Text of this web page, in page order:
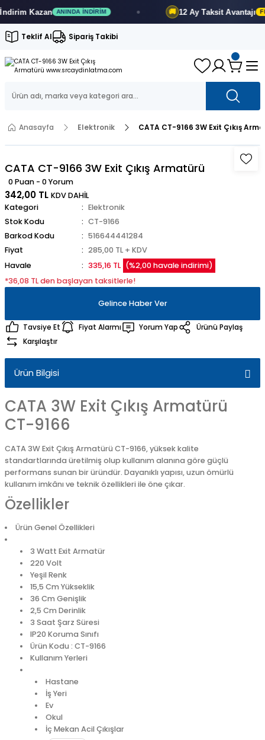
ANINDA İNDIRIM 12 Ay Taksit Avantajı FIRSATI KAÇIRMA
Teklif Al Sipariş Takibi
Anasayfa Elektronik CATA CT-9166 3W Exit Çıkış
CATA CT-9166 3W Exit Çıkış Armatürü
0 Puan - 0 Yorum
342,00 TL KDV DAHİL
Kategori
Elektronik
Stok Kodu
CT-9166
Barkod Kodu
516644441284
Fiyat
285,00 TL + KDV
Havale
335,16 TL (%2,00 havale indirimi)
*36,08 TL den başlayan taksitlerle!
Gelince Haber Ver
Tavsiye Et Fiyat Alarmı Yorum Yap
Ürünü Paylaş
Karşılaştır
Ürün Bilgisi
CATA 3W Exit Çıkış Armatürü
CT-9166
CATA 3W Exit Çıkış Armatürü CT-9166, yüksek kalite
standartlarında üretilmiş olup kullanım alanına göre güçlü
performans sunan bir üründür. Dayanıklı yapısı, uzun ömürlü
kullanım imkânı ve teknik özellikleri ile öne çıkar.
Özellikler
Ürün Genel Özellikleri
3 Watt Exit Armatür
220 Volt
Yeşil Renk
15,5 Cm Yükseklik
36 Cm Genişlik
2,5 Cm Derinlik
3 Saat Şarz Süresi
IP20 Koruma Sınıfı
Ürün Kodu : CT-9166
Kullanım Yerleri
Hastane
İş Yeri
Ev
Okul
İç Mekan Acil Çıkışlar